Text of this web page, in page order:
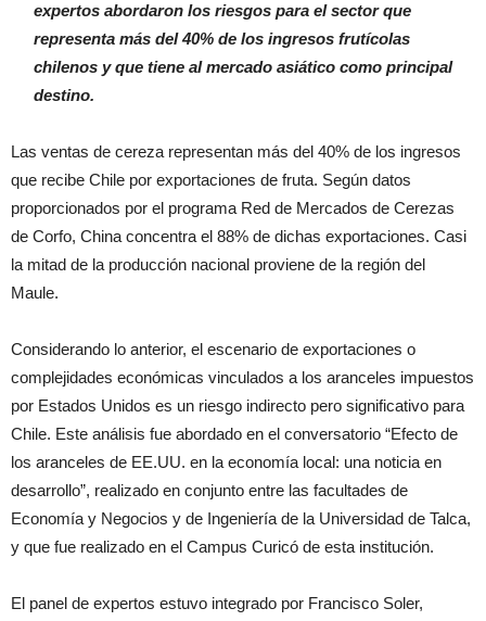
expertos abordaron los riesgos para el sector que
representa más del 40% de los ingresos frutícolas
chilenos y que tiene al mercado asiático como principal
destino.
Las ventas de cereza representan más del 40% de los ingresos
que recibe Chile por exportaciones de fruta. Según datos
proporcionados por el programa Red de Mercados de Cerezas
de Corfo, China concentra el 88% de dichas exportaciones. Casi
la mitad de la producción nacional proviene de la región del
Maule.
Considerando lo anterior, el escenario de exportaciones o
complejidades económicas vinculados a los aranceles impuestos
por Estados Unidos es un riesgo indirecto pero significativo para
Chile. Este análisis fue abordado en el conversatorio “Efecto de
los aranceles de EE.UU. en la economía local: una noticia en
desarrollo”, realizado en conjunto entre las facultades de
Economía y Negocios y de Ingeniería de la Universidad de Talca,
y que fue realizado en el Campus Curicó de esta institución.
El panel de expertos estuvo integrado por Francisco Soler,